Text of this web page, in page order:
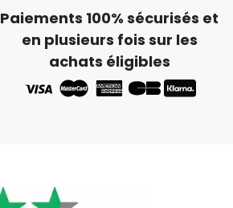
Paiements 100% sécurisés et
en plusieurs fois sur les
achats éligibles